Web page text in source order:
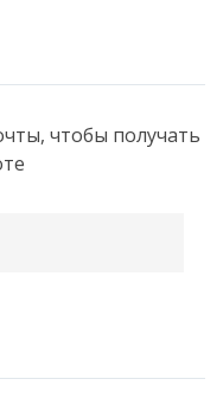
чтобы получать